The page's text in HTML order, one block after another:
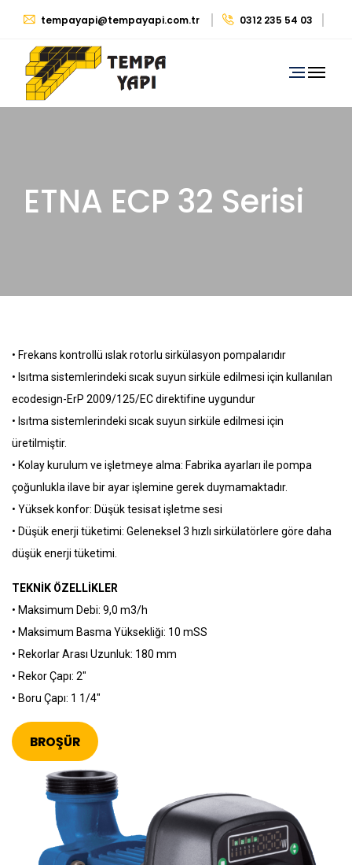
tempayapi@tempayapi.com.tr 0312 235 54 03
0530 879 29 39
ETNA ECP 32 Serisi
• Frekans kontrollü ıslak rotorlu sirkülasyon pompalarıdır
• Isıtma sistemlerindeki sıcak suyun sirküle edilmesi için kullanılan
ecodesign-ErP 2009/125/EC direktifine uygundur
• Isıtma sistemlerindeki sıcak suyun sirküle edilmesi için
üretilmiştir.
• Kolay kurulum ve işletmeye alma: Fabrika ayarları ile pompa
çoğunlukla ilave bir ayar işlemine gerek duymamaktadır.
• Yüksek konfor: Düşük tesisat işletme sesi
• Düşük enerji tüketimi: Geleneksel 3 hızlı sirkülatörlere göre daha
düşük enerji tüketimi.
TEKNİK ÖZELLİKLER
• Maksimum Debi: 9,0 m3/h
• Maksimum Basma Yüksekliği: 10 mSS
• Rekorlar Arası Uzunluk: 180 mm
• Rekor Çapı: 2″
• Boru Çapı: 1 1/4″
BROŞÜR